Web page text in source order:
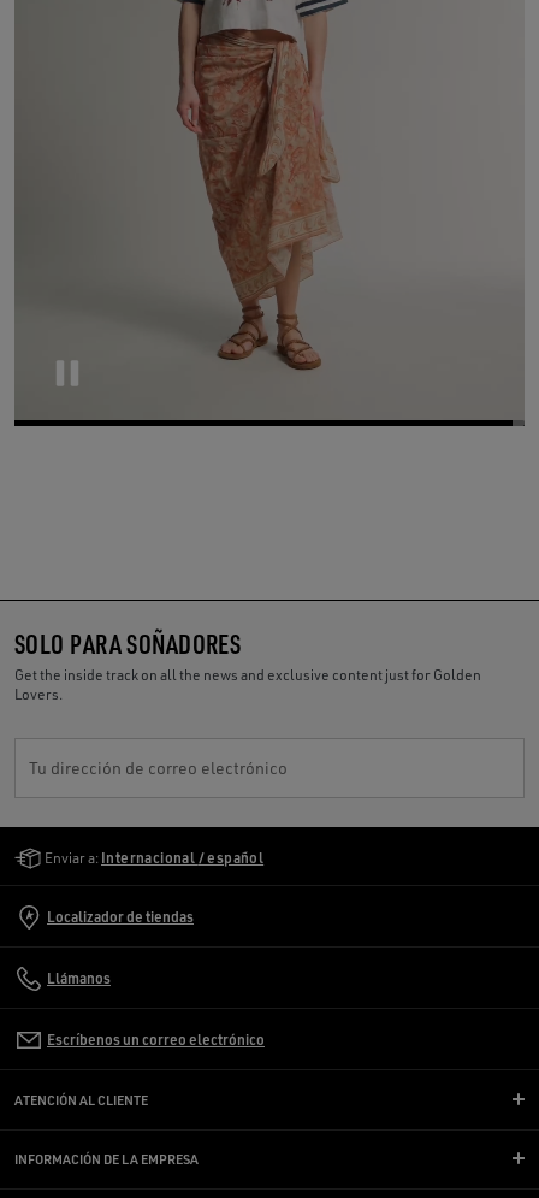
SOLO PARA SOÑADORES
Get the inside track on all the news and exclusive content just for Golden
Lovers.
Tu dirección de correo electrónico
Enviar a: Internacional / español
Localizador de tiendas
Llámanos
Escríbenos un correo electrónico
ATENCIÓN AL CLIENTE
INFORMACIÓN DE LA EMPRESA